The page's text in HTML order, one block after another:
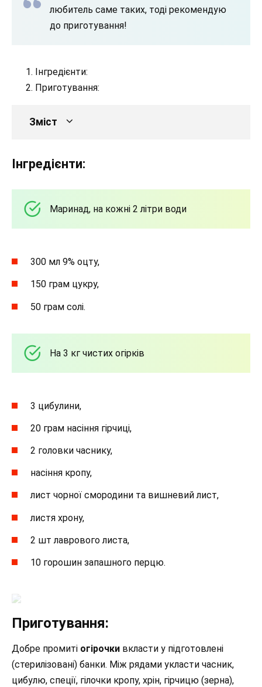
любитель саме таких, тоді рекомендую
до приготування!
Інгредієнти:
Приготування:
Зміст
Інгредієнти:
Маринад, на кожні 2 літри води
300 мл 9% оцту,
150 грам цукру,
50 грам солі.
На 3 кг чистих огірків
3 цибулини,
20 грам насіння гірчиці,
2 головки часнику,
насіння кропу,
лист чорної смородини та вишневий лист,
листя хрону,
2 шт лаврового листа,
10 горошин запашного перцю.
Приготування:
Добре промиті огірочки вкласти у підготовлені
(стерилізовані) банки. Між рядами укласти часник,
цибулю, спеції, гілочки кропу, хрін, гірчицю (зерна),